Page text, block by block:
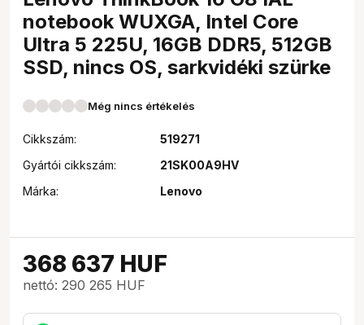
notebook WUXGA, Intel Core
Ultra 5 225U, 16GB DDR5, 512GB
SSD, nincs OS, sarkvidéki szürke
Még nincs értékelés
Cikkszám:
519271
Gyártói cikkszám:
21SK00A9HV
Márka:
Lenovo
368 637 HUF
nettó: 290 265 HUF